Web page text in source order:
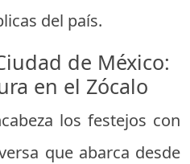
del país.
de México:
en el Zócalo
los festejos con
que abarca desde